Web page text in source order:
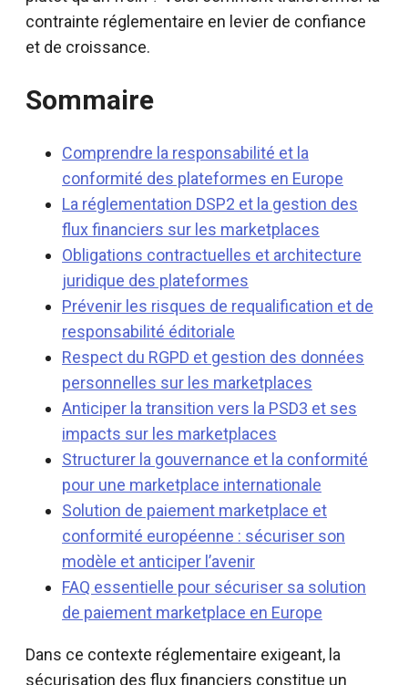
contrainte réglementaire en levier de confiance
et de croissance.
Sommaire
Comprendre la responsabilité et la
conformité des plateformes en Europe
La réglementation DSP2 et la gestion des
flux financiers sur les marketplaces
Obligations contractuelles et architecture
juridique des plateformes
Prévenir les risques de requalification et de
responsabilité éditoriale
Respect du RGPD et gestion des données
personnelles sur les marketplaces
Anticiper la transition vers la PSD3 et ses
impacts sur les marketplaces
Structurer la gouvernance et la conformité
pour une marketplace internationale
Solution de paiement marketplace et
conformité européenne : sécuriser son
modèle et anticiper l’avenir
FAQ essentielle pour sécuriser sa solution
de paiement marketplace en Europe
Dans ce contexte réglementaire exigeant, la
sécurisation des flux financiers constitue un